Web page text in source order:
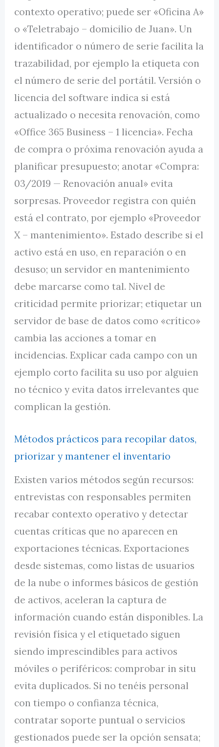
contexto operativo; puede ser «Oficina A»
o «Teletrabajo – domicilio de Juan». Un
identificador o número de serie facilita la
trazabilidad, por ejemplo la etiqueta con
el número de serie del portátil. Versión o
licencia del software indica si está
actualizado o necesita renovación, como
«Office 365 Business – 1 licencia». Fecha
de compra o próxima renovación ayuda a
planificar presupuesto; anotar «Compra:
03/2019 — Renovación anual» evita
sorpresas. Proveedor registra con quién
está el contrato, por ejemplo «Proveedor
X – mantenimiento». Estado describe si el
activo está en uso, en reparación o en
desuso; un servidor en mantenimiento
debe marcarse como tal. Nivel de
criticidad permite priorizar; etiquetar un
servidor de base de datos como «crítico»
cambia las acciones a tomar en
incidencias. Explicar cada campo con un
ejemplo corto facilita su uso por alguien
no técnico y evita datos irrelevantes que
complican la gestión.
Métodos prácticos para recopilar datos,
priorizar y mantener el inventario
Existen varios métodos según recursos:
entrevistas con responsables permiten
recabar contexto operativo y detectar
cuentas críticas que no aparecen en
exportaciones técnicas. Exportaciones
desde sistemas, como listas de usuarios
de la nube o informes básicos de gestión
de activos, aceleran la captura de
información cuando están disponibles. La
revisión física y el etiquetado siguen
siendo imprescindibles para activos
móviles o periféricos: comprobar in situ
evita duplicados. Si no tenéis personal
con tiempo o confianza técnica,
contratar soporte puntual o servicios
gestionados puede ser la opción sensata;